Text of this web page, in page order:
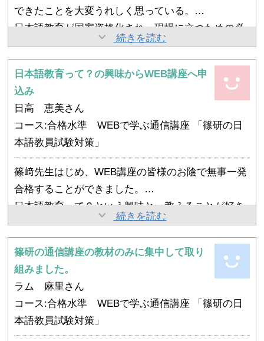
できたことを大変うれしく思っている。
日本語教育が国家資格化され、現場に立つための必
須条件となる中、合否は非常にきわどいラインであ
り、結果を知ったときの安堵感は計り知れなかっ
た。この合格により、日本語教育のフィールドで外
国籍の方々と関われる仕事の機会を今後もつなげて
いけることに、大きな喜びを感じている。
篠研で学び始めて二年、本試験の合格は丁寧なご指
また、大きな進歩として、取り組む課題への集中力
が欠如している自身に気づき、その点に意識的に注
意を向けられるようになったことが挙げられる。
仕事を理由に学習が不十分であった点を反省しつ
つ、今回の合格を励みに、今後も学びを積み重ねて
いきたい。
続きを読む
日本語教育って？の興味からWEB講座へ申
込み
日高 恵美さん
コース:合格水準 WEBで学ぶ通信講座 「篠研の日
本語教員試験対策」
篠﨑先生はじめ、WEB講座の皆様のお陰で無事一発
合格することができました。
日本語教育って？という興味と、教えることが好き
だったのでこのWEB講座に迷わず申込みました。と
ころが最初はちんぷんかんぷんで奥が深く、範囲も
広く驚きました。
篠﨑先生のご指導のもと、言われるままに素直に地
すら書きました。手から入ったものは手から出てい
くと学生の頃から信じていましたので、おそらく10
00時間以上は勉強していたと思います。WEB講座は
8巡はしました。
最後の方はチェックとテストを繰り返してました
が… 過去問7年分を5回しました。一番苦手とした、
本当に毎日、楽しんで勉強し、 途中からオンライン
講師として実践でも生徒さんから学びながら今日に
至ります。
篠﨑先生、皆様、お世話になりました。ありがとう
ございました。
続きを読む
篠研の通信講座の教材のみに集中して取り
組みました。
ラム 麻里さん
コース:合格水準 WEBで学ぶ通信講座 「篠研の日
本語教員試験対策」